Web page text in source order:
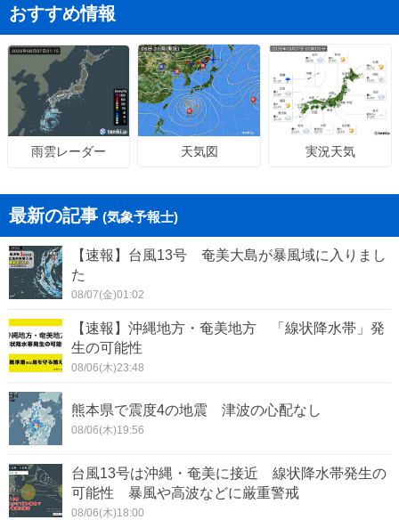
おすすめ情報
雨雲レーダー 天気図 実況天気
最新の記事 (気象予報士)
【速報】台風13号 奄美大島が暴風域に入りまし
た
08/07(金)01:02
【速報】沖縄地方・奄美地方 「線状降水帯」発
生の可能性
08/06(木)23:48
熊本県で震度4の地震 津波の心配なし
08/06(木)19:56
台風13号は沖縄・奄美に接近 線状降水帯発生の
可能性 暴風や高波などに厳重警戒
08/06(木)18:00